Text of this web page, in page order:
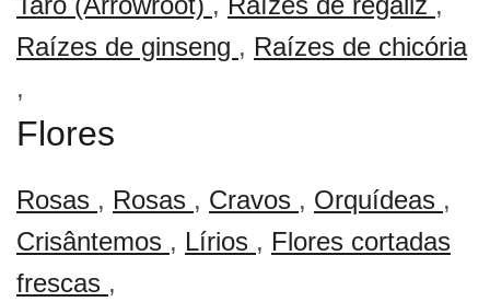
Raízes de ginseng , Raízes de chicória
,
Flores
Rosas , Rosas , Cravos , Orquídeas ,
Crisântemos , Lírios , Flores cortadas
frescas ,